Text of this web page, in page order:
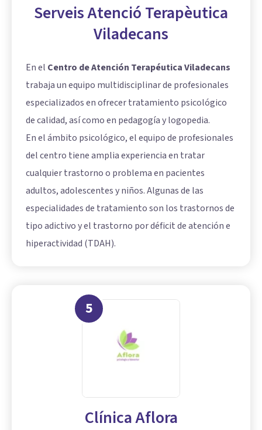
Serveis Atenció Terapèutica
Viladecans
En el Centro de Atención Terapéutica Viladecans
trabaja un equipo multidisciplinar de profesionales
especializados en ofrecer tratamiento psicológico
de calidad, así como en pedagogía y logopedia.
En el ámbito psicológico, el equipo de profesionales
del centro tiene amplia experiencia en tratar
cualquier trastorno o problema en pacientes
adultos, adolescentes y niños. Algunas de las
especialidades de tratamiento son los trastornos de
tipo adictivo y el trastorno por déficit de atención e
hiperactividad (TDAH).
5
Clínica Aflora